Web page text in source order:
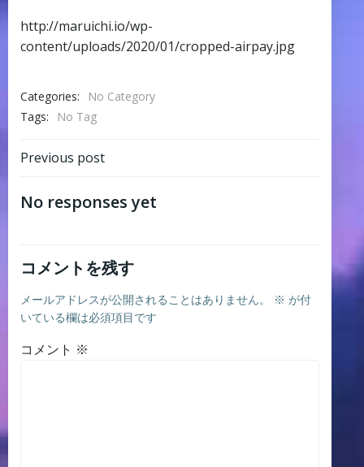
http://maruichi.io/wp-
content/uploads/2020/01/cropped-airpay.jpg
Categories:
No Category
Tags:
No Tag
Post
navigation
Previous post
No responses yet
コメントを残す
メールアドレスが公開されることはありません。 ※ が付
いている欄は必須項目です
コメント ※